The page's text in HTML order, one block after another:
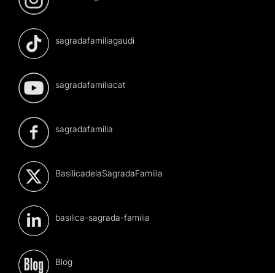
sagradafamiliagaudi
sagradafamiliacat
sagradafamilia
BasilicadelaSagradaFamilia
basilica-sagrada-familia
Blog